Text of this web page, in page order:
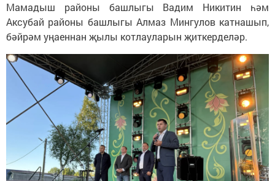
Мамадыш районы башлыгы Вадим Никитин һәм
Аксубай районы башлыгы Алмаз Мингулов катнашып,
бәйрәм уңаеннан җылы котлауларын җиткерделәр.